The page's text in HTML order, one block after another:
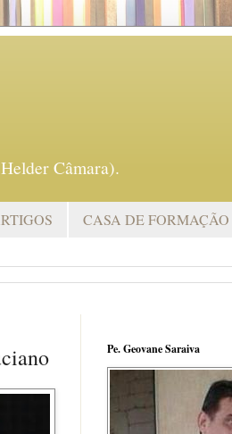
Câmara).
CASA DE FORMAÇÃO
Pe. Geovane Saraiva